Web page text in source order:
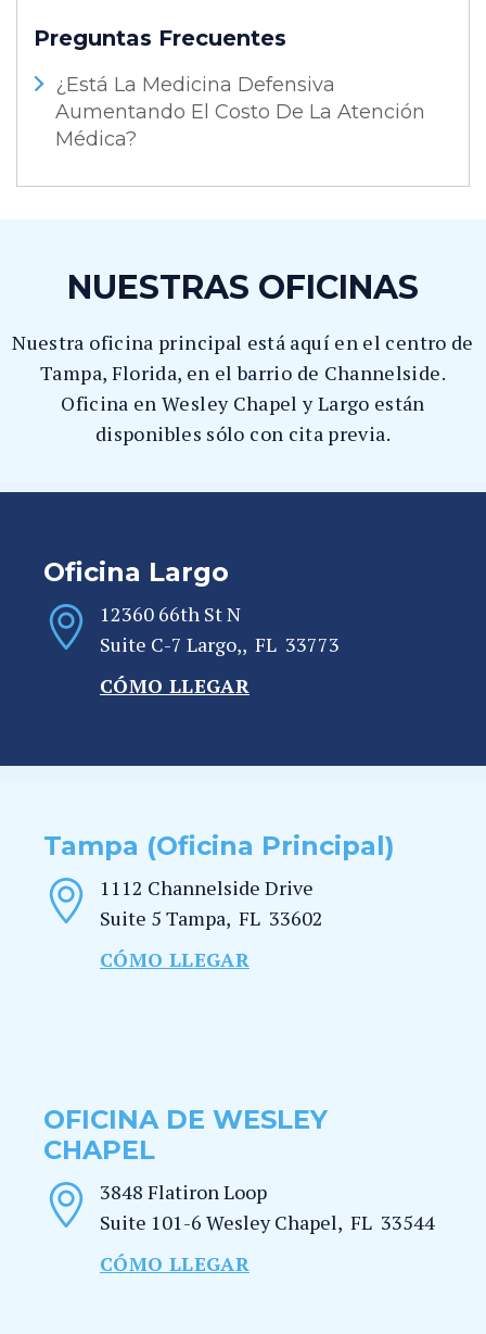
Preguntas Frecuentes
¿Está La Medicina Defensiva
Aumentando El Costo De La Atención
Médica?
NUESTRAS OFICINAS
Nuestra oficina principal está aquí en el centro de
Tampa, Florida, en el barrio de Channelside.
Oficina en Wesley Chapel y Largo están
disponibles sólo con cita previa.
Oficina Largo
12360 66th St N
Suite C-7 Largo,, FL 33773
CÓMO LLEGAR
Tampa (Oficina Principal)
1112 Channelside Drive
Suite 5 Tampa, FL 33602
CÓMO LLEGAR
OFICINA DE WESLEY
CHAPEL
3848 Flatiron Loop
Suite 101-6 Wesley Chapel, FL 33544
CÓMO LLEGAR